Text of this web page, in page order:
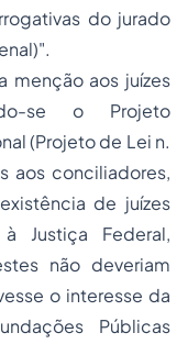
do jurado
menção aos juízes
se o Projeto
(Projeto de Lei n.
aos conciliadores,
de juízes
Justiça Federal,
não deveriam
o interesse da
Públicas